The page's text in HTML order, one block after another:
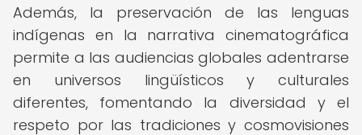
Además, la preservación de las lenguas
indígenas en la narrativa cinematográfica
permite a las audiencias globales adentrarse
en universos lingüísticos y culturales
diferentes, fomentando la diversidad y el
respeto por las tradiciones y cosmovisiones